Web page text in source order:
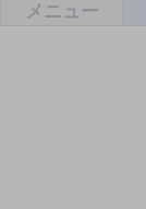
メニュー